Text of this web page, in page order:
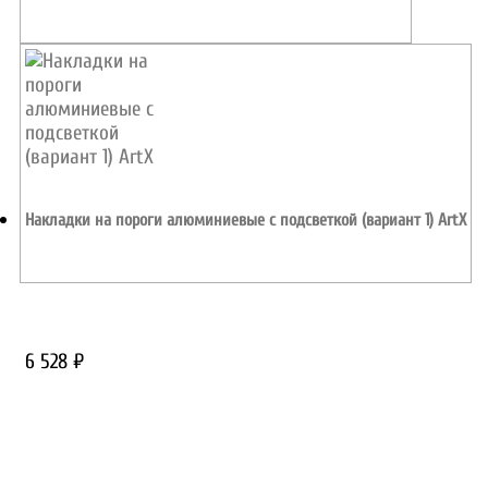
5 220₽
Накладки на пороги алюминиевые с подсветкой (вариант 1) ArtX
6 528 ₽